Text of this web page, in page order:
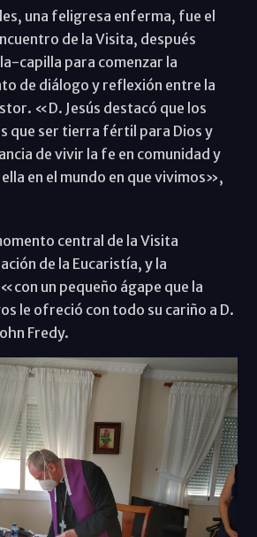
una feligresa enferma, fue el
de la Visita, después
capilla para comenzar la
de diálogo y reflexión entre la
«D. Jesús destacó que los
que ser tierra fértil para Dios y
de vivir la fe en comunidad y
en el mundo en que vivimos»,
central de la Visita
de la Eucaristía, y la
un pequeño ágape que la
le ofreció con todo su cariño a D.
Fredy.